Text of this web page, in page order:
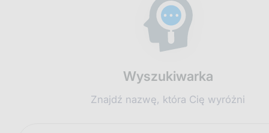
Wyszukiwarka
Znajdź nazwę, która Cię wyróżni